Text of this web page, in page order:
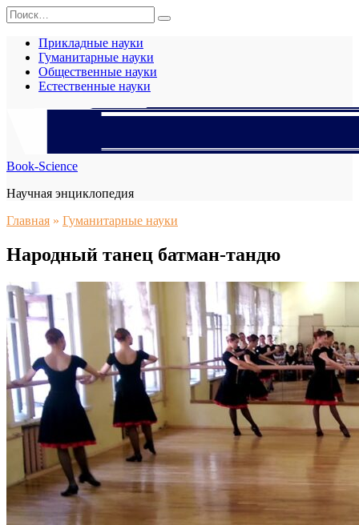
Перейти
к
содержанию
Search
for:
Прикладные науки
Гуманитарные науки
Общественные науки
Естественные науки
Book-Science
Научная энциклопедия
Главная » Гуманитарные науки
Народный танец батман-тандю